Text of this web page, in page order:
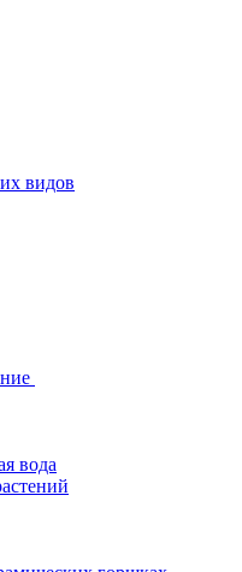
видов
вода